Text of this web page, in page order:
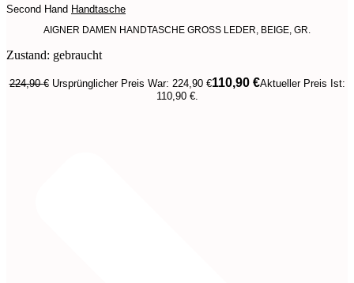
Second Hand Handtasche
AIGNER DAMEN HANDTASCHE GROSS LEDER, BEIGE, GR.
Zustand: gebraucht
224,90€ Ursprünglicher Preis War: 224,90 €110,90 €Aktueller Preis Ist:
110,90 €.